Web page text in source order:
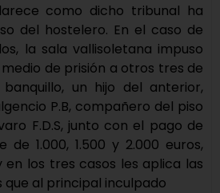
como dicho tribunal ha
del hostelero. En el caso de
la sala vallisoletana impuso
de prisión a otros tres de
un hijo del anterior,
P.B, compañero del piso
F.D.S, junto con el pago de
1.000, 1.500 y 2.000 euros,
los tres casos les aplica las
al principal inculpado